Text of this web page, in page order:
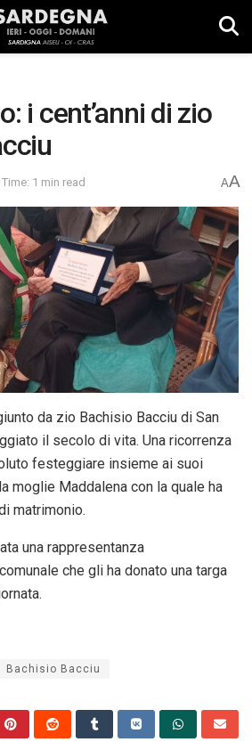
i cent’anni di zio
1 min read AA
da zio Bachisio Bacciu di San
il secolo di vita. Una ricorrenza
festeggiare insieme ai suoi
moglie Maddalena con la quale ha
matrimonio.
una rappresentanza
che gli ha donato una targa
Bachisio Bacciu